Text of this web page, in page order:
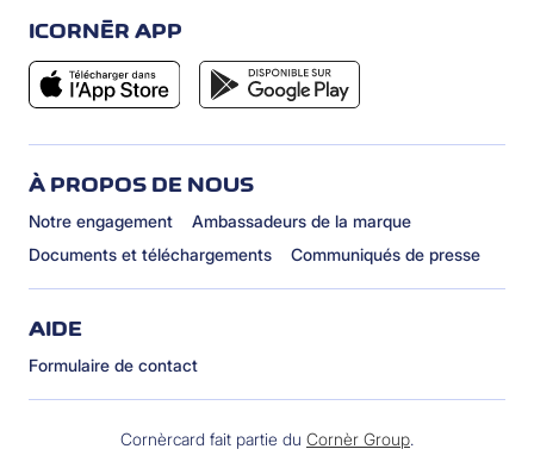
ICORNÈR APP
À PROPOS DE NOUS
Notre engagement
Ambassadeurs de la marque
Documents et téléchargements
Communiqués de presse
AIDE
Formulaire de contact
Cornèrcard fait partie du Cornèr Group.